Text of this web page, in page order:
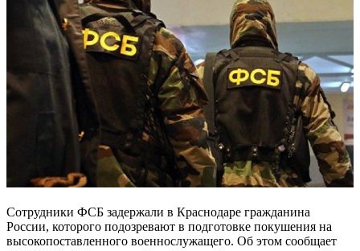
Сотрудники ФСБ задержали в Краснодаре гражданина
России, которого подозревают в подготовке покушения на
высокопоставленного военнослужащего. Об этом сообщает